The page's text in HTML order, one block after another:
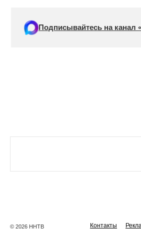
Подписывайтесь на канал
© 2026 ННТВ Контакты